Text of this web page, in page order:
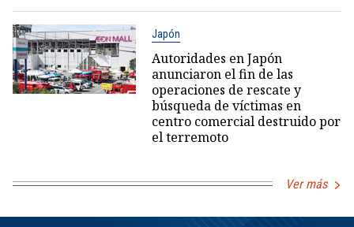
Japón
Autoridades en Japón
anunciaron el fin de las
operaciones de rescate y
búsqueda de víctimas en
centro comercial destruido por
el terremoto
Ver más